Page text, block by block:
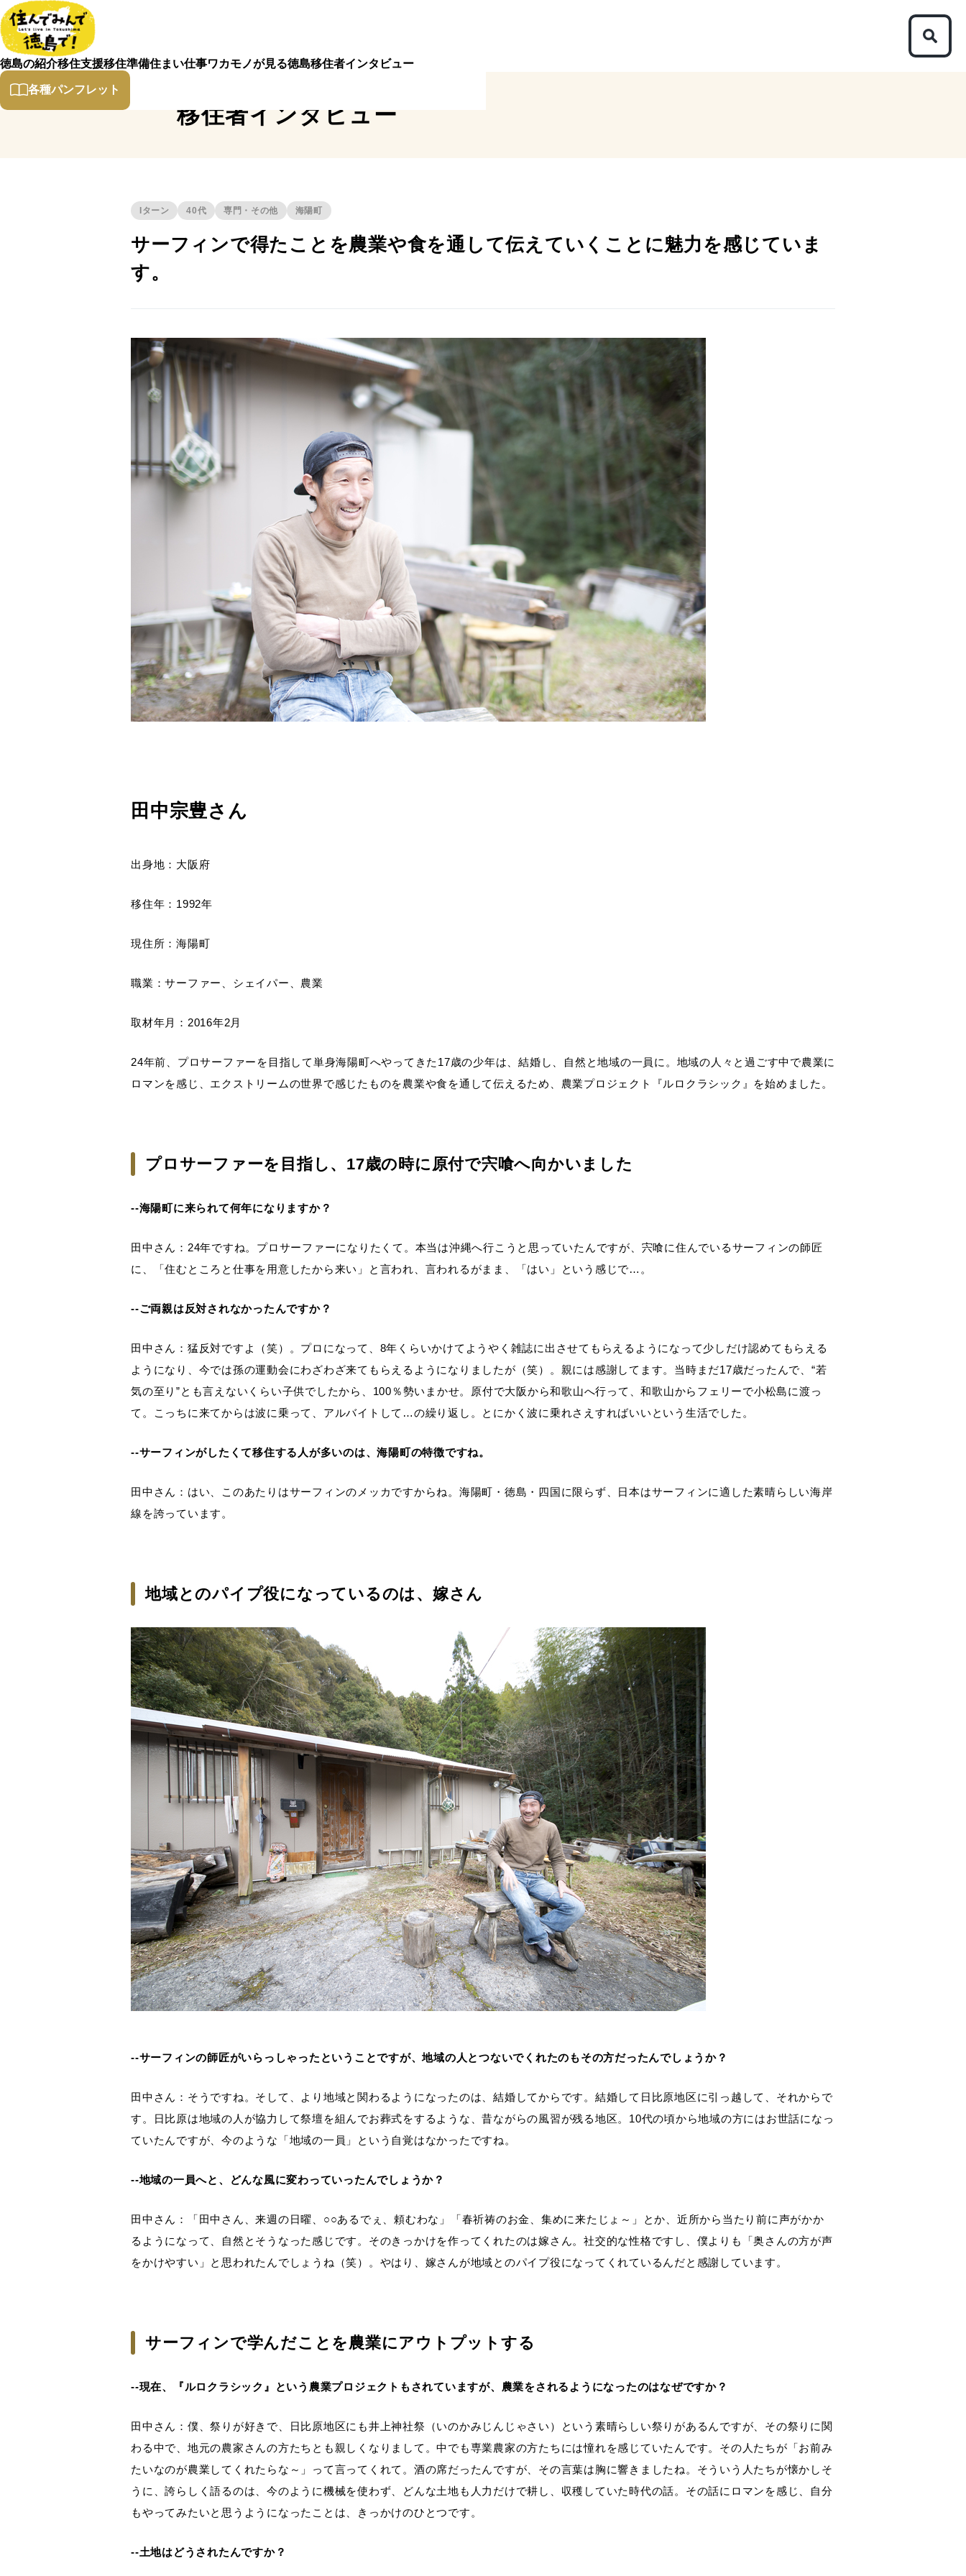
徳島の紹介移住支援移住準備住まい仕事ワカモノが見る徳島移住者インタビュー
各種パンフレット
移住者インタビュー
Iターン 40代 専門・その他 海陽町
サーフィンで得たことを農業や食を通して伝えていくことに魅力を感じていま
す。
田中宗豊さん
出身地：大阪府
移住年：1992年
現住所：海陽町
職業：サーファー、シェイパー、農業
取材年月：2016年2月
24年前、プロサーファーを目指して単身海陽町へやってきた17歳の少年は、結婚し、自然と地域の一員に。地域の人々と過ごす中で農業に
ロマンを感じ、エクストリームの世界で感じたものを農業や食を通して伝えるため、農業プロジェクト『ルロクラシック』を始めました。
プロサーファーを目指し、17歳の時に原付で宍喰へ向かいました
--海陽町に来られて何年になりますか？
田中さん：24年ですね。プロサーファーになりたくて。本当は沖縄へ行こうと思っていたんですが、宍喰に住んでいるサーフィンの師匠
に、「住むところと仕事を用意したから来い」と言われ、言われるがまま、「はい」という感じで…。
--ご両親は反対されなかったんですか？
田中さん：猛反対ですよ（笑）。プロになって、8年くらいかけてようやく雑誌に出させてもらえるようになって少しだけ認めてもらえる
ようになり、今では孫の運動会にわざわざ来てもらえるようになりましたが（笑）。親には感謝してます。当時まだ17歳だったんで、“若
気の至り”とも言えないくらい子供でしたから、100％勢いまかせ。原付で大阪から和歌山へ行って、和歌山からフェリーで小松島に渡っ
て。こっちに来てからは波に乗って、アルバイトして…の繰り返し。とにかく波に乗れさえすればいいという生活でした。
--サーフィンがしたくて移住する人が多いのは、海陽町の特徴ですね。
田中さん：はい、このあたりはサーフィンのメッカですからね。海陽町・徳島・四国に限らず、日本はサーフィンに適した素晴らしい海岸
線を誇っています。
地域とのパイプ役になっているのは、嫁さん
--サーフィンの師匠がいらっしゃったということですが、地域の人とつないでくれたのもその方だったんでしょうか？
田中さん：そうですね。そして、より地域と関わるようになったのは、結婚してからです。結婚して日比原地区に引っ越して、それからで
す。日比原は地域の人が協力して祭壇を組んでお葬式をするような、昔ながらの風習が残る地区。10代の頃から地域の方にはお世話になっ
ていたんですが、今のような「地域の一員」という自覚はなかったですね。
--地域の一員へと、どんな風に変わっていったんでしょうか？
田中さん：「田中さん、来週の日曜、○○あるでぇ、頼むわな」「春祈祷のお金、集めに来たじょ～」とか、近所から当たり前に声がかか
るようになって、自然とそうなった感じです。そのきっかけを作ってくれたのは嫁さん。社交的な性格ですし、僕よりも「奥さんの方が声
をかけやすい」と思われたんでしょうね（笑）。やはり、嫁さんが地域とのパイプ役になってくれているんだと感謝しています。
サーフィンで学んだことを農業にアウトプットする
--現在、『ルロクラシック』という農業プロジェクトもされていますが、農業をされるようになったのはなぜですか？
田中さん：僕、祭りが好きで、日比原地区にも井上神社祭（いのかみじんじゃさい）という素晴らしい祭りがあるんですが、その祭りに関
わる中で、地元の農家さんの方たちとも親しくなりまして。中でも専業農家の方たちには憧れを感じていたんです。その人たちが「お前み
たいなのが農業してくれたらな～」って言ってくれて。酒の席だったんですが、その言葉は胸に響きましたね。そういう人たちが懐かしそ
うに、誇らしく語るのは、今のように機械を使わず、どんな土地も人力だけで耕し、収穫していた時代の話。その話にロマンを感じ、自分
もやってみたいと思うようになったことは、きっかけのひとつです。
--土地はどうされたんですか？